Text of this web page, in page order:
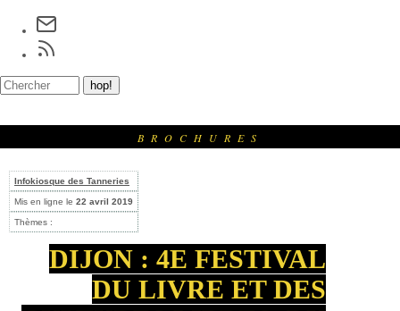
BROCHURES
Infokiosque des Tanneries
Mis en ligne le 22 avril 2019
Thèmes :
DIJON : 4E FESTIVAL
DU LIVRE ET DES